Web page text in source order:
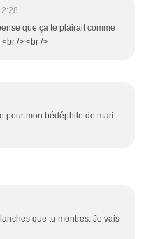
que ça te plairait comme
/> <br />
pour mon bédéphile de mari
que tu montres. Je vais